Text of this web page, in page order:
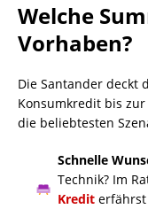
Welche
Vorhaben?
Die Santander deckt
Konsumkredit bis
die beliebtesten
Schnelle
Technik? Im
Kredit